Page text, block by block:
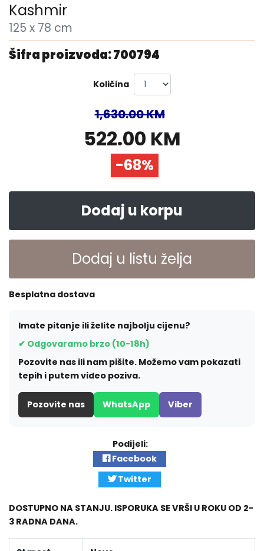
Kashmir
125 x 78 cm
Šifra proizvoda: 700794
Količina
1,630.00 KM
522.00 KM
-68%
Dodaj u korpu
Dodaj u listu želja
Besplatna dostava
Imate pitanje ili želite najbolju cijenu?
✔ Odgovaramo brzo (10-18h)
Pozovite nas ili nam pišite. Možemo vam pokazati
tepih i putem video poziva.
Pozovite nas WhatsApp Viber
Podijeli:
Facebook
Twitter
DOSTUPNO NA STANJU. ISPORUKA SE VRŠI U ROKU OD 2-
3 RADNA DANA.